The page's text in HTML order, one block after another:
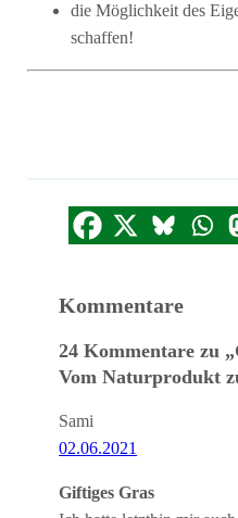
die Möglichkeit des
schaffen!
Kommentare
24 Kommentare zu
Vom Naturprodukt
Sami
02.06.2021
Giftiges Gras